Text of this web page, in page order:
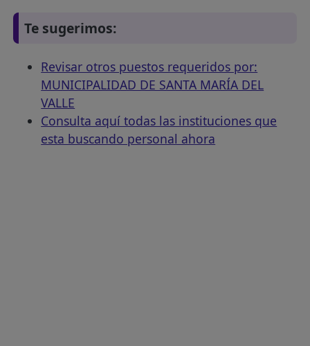
Te sugerimos:
Revisar otros puestos requeridos por:
MUNICIPALIDAD DE SANTA MARÍA DEL
VALLE
Consulta aquí todas las instituciones que
esta buscando personal ahora